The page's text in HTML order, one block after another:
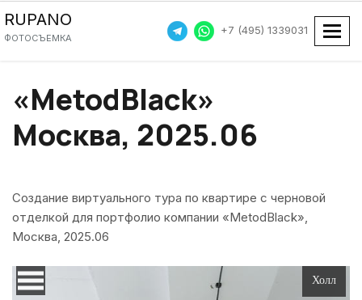
+7 (495) 1339031
RUPANO
ФОТОСЪЕМКА
«MetodBlack»
Москва, 2025.06
Создание виртуального тура по квартире с черновой
отделкой для портфолио компании «MetodBlack»,
Москва, 2025.06